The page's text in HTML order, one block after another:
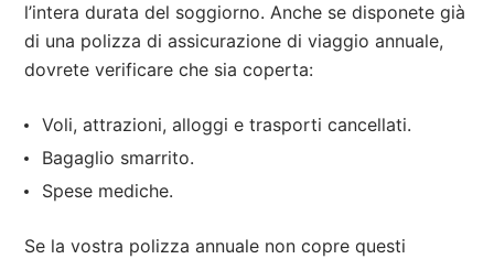
l’intera durata del soggiorno. Anche se disponete già
di una polizza di assicurazione di viaggio annuale,
dovrete verificare che sia coperta:
Voli, attrazioni, alloggi e trasporti cancellati.
Bagaglio smarrito.
Spese mediche.
Se la vostra polizza annuale non copre questi